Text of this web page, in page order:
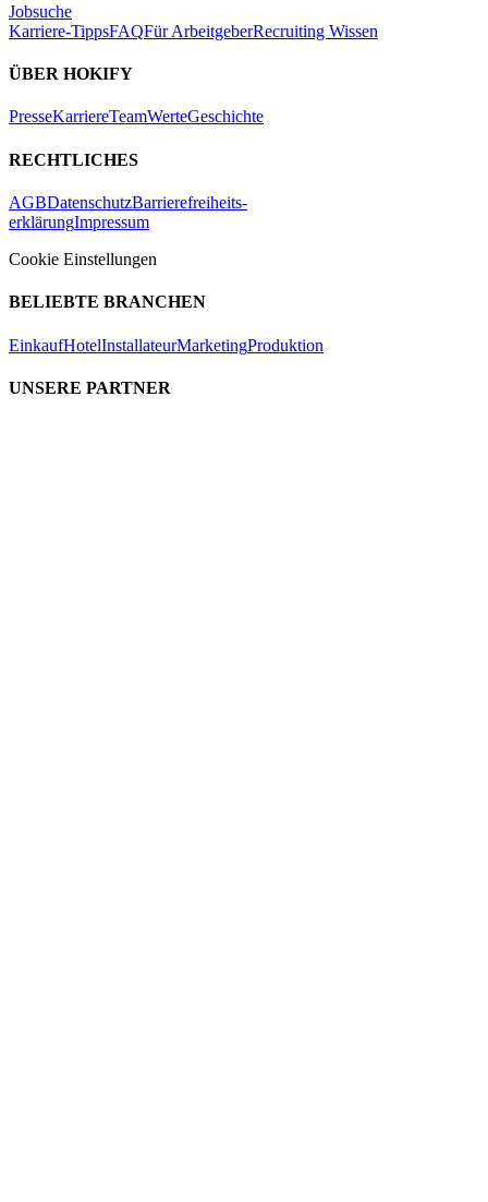
Jobsuche
Karriere-TippsFAQFür ArbeitgeberRecruiting Wissen
ÜBER HOKIFY
PresseKarriereTeamWerteGeschichte
RECHTLICHES
AGBDatenschutzBarrierefreiheits-
erklärungImpressum
Cookie Einstellungen
BELIEBTE BRANCHEN
EinkaufHotelInstallateurMarketingProduktion
UNSERE PARTNER